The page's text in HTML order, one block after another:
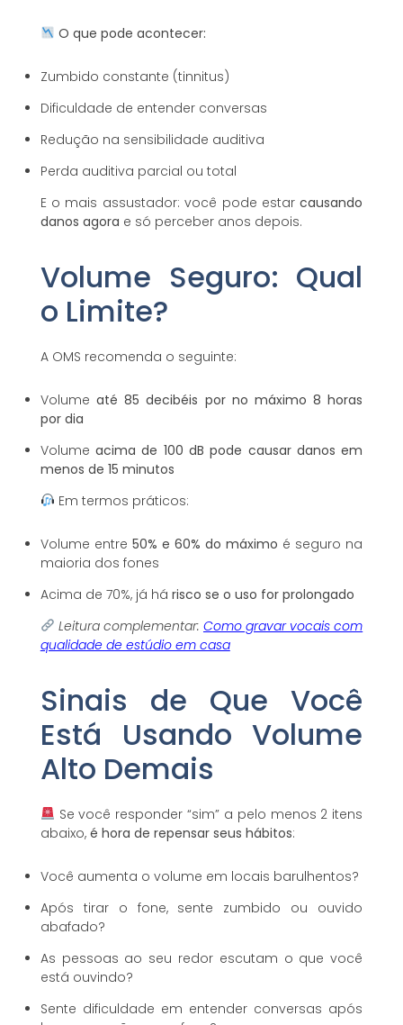
O que pode acontecer:
Zumbido constante (tinnitus)
Dificuldade de entender conversas
Redução na sensibilidade auditiva
Perda auditiva parcial ou total
E o mais assustador: você pode estarcausando
danos agora e só perceber anos depois.
Volume Seguro: Qual
o Limite?
A OMS recomenda o seguinte:
Volume até 85 decibéis por no máximo 8 horas
por dia
Volumeacima de 100 dB pode causar danos em
menos de 15 minutos
Em termos práticos:
Volume entre 50% e 60% do máximo é seguro na
maioria dos fones
Acima de 70%, já há risco se o uso for prolongado
Leitura complementar: Como gravar vocais com
qualidade de estúdio em casa
Sinais de Que Você
Está Usando Volume
Alto Demais
Se você responder “sim” a pelo menos 2 itens
abaixo, é hora de repensar seus hábitos:
Você aumenta o volume em locais barulhentos?
Após tirar o fone, sente zumbido ou ouvido
abafado?
As pessoas ao seu redor escutam o que você
está ouvindo?
Sente dificuldade em entender conversas após